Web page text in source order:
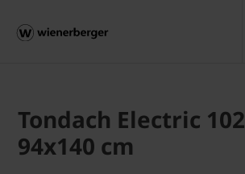
Tondach Electric
94x140 cm